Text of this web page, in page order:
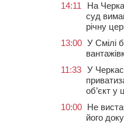
14:11
На
суд
річну
13:00 У Смілі
11:33 У
об’єкт у
10:00 Не
його